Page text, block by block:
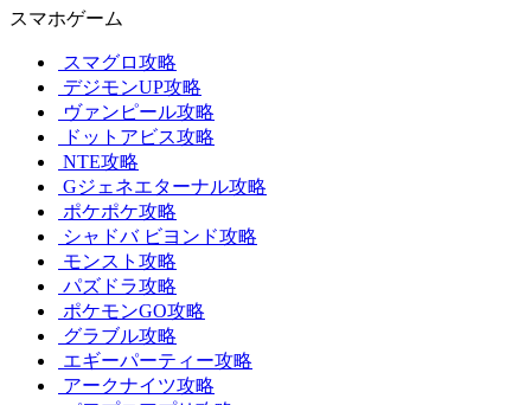
スマホゲーム
スマグロ攻略
デジモンUP攻略
ヴァンピール攻略
ドットアビス攻略
NTE攻略
Gジェネエターナル攻略
ポケポケ攻略
シャドバ ビヨンド攻略
モンスト攻略
パズドラ攻略
ポケモンGO攻略
グラブル攻略
エギーパーティー攻略
アークナイツ攻略